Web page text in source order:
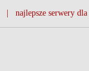
| najlepsze serwery dla